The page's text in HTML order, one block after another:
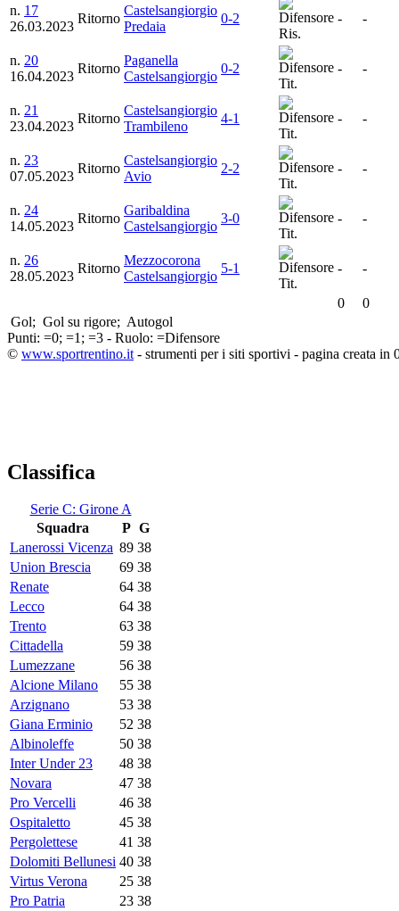
n. 17
26.03.2023
Ritorno
Castelsangiorgio
Predaia
0-2
Ris.
- -
n. 20
16.04.2023
Ritorno
Paganella
Castelsangiorgio
0-2
Tit.
- -
n. 21
23.04.2023
Ritorno
Castelsangiorgio
Trambileno
4-1
Tit.
- -
n. 23
07.05.2023
Ritorno
Castelsangiorgio
Avio
2-2
Tit.
- -
n. 24
14.05.2023
Ritorno
Garibaldina
Castelsangiorgio
3-0
Tit.
- -
n. 26
28.05.2023
Ritorno
Mezzocorona
Castelsangiorgio
5-1
Tit.
- -
0
0
Gol; Gol su rigore; Autogol
Punti: =0; =1; =3 - Ruolo: =Difensore
© www.sportrentino.it - strumenti per i siti sportivi - pagina creata in
Classifica
Serie C: Girone A
Squadra
P G
Lanerossi Vicenza 89 38
Union Brescia
69 38
Renate
64 38
Lecco
64 38
Trento
63 38
Cittadella
59 38
Lumezzane
56 38
Alcione Milano
55 38
Arzignano
53 38
Giana Erminio
52 38
Albinoleffe
50 38
Inter Under 23
48 38
Novara
47 38
Pro Vercelli
46 38
Ospitaletto
45 38
Pergolettese
41 38
Dolomiti Bellunesi 40 38
Virtus Verona
25 38
Pro Patria
23 38